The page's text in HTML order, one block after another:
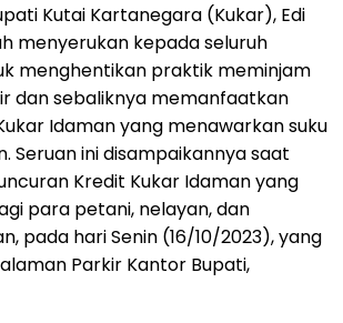
Kutai Kartanegara (Kukar), Edi
menyerukan kepada seluruh
menghentikan praktik meminjam
dan sebaliknya memanfaatkan
Idaman yang menawarkan suku
Seruan ini disampaikannya saat
Kredit Kukar Idaman yang
para petani, nelayan, dan
pada hari Senin (16/10/2023), yang
Parkir Kantor Bupati,